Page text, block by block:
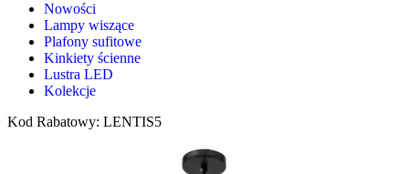
Nowości
Lampy wiszące
Plafony sufitowe
Kinkiety ścienne
Lustra LED
Kolekcje
Kod Rabatowy: LENTIS5